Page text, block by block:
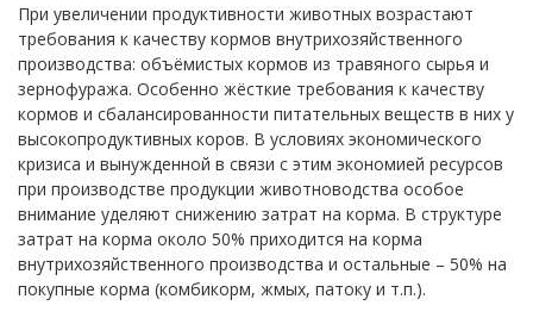
При увеличении продуктивности животных возрастают
требования к качеству кормов внутрихозяйственного
производства: объёмистых кормов из травяного сырья и
зернофуража. Особенно жёсткие требования к качеству
кормов и сбалансированности питательных веществ в них у
высокопродуктивных коров. В условиях экономического
кризиса и вынужденной в связи с этим экономией ресурсов
при производстве продукции животноводства особое
внимание уделяют снижению затрат на корма. В структуре
затрат на корма около 50% приходится на корма
внутрихозяйственного производства и остальные – 50% на
покупные корма (комбикорм, жмых, патоку и т.п.).